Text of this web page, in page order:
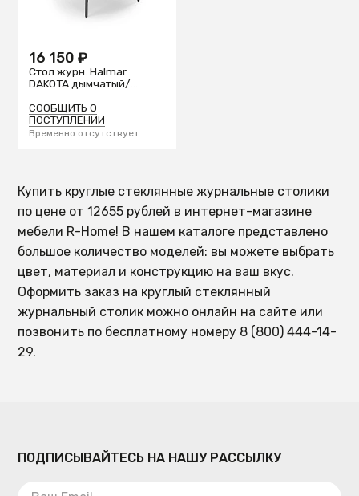
16 150 ₽
Стол журн. Halmar
DAKOTA дымчатый/
СООБЩИТЬ О
ПОСТУПЛЕНИИ
Временно отсутствует
Купить круглые стеклянные журнальные столики
по цене от 12655 рублей в интернет-магазине
мебели R-Home! В нашем каталоге представлено
большое количество моделей: вы можете выбрать
цвет, материал и конструкцию на ваш вкус.
Оформить заказ на круглый стеклянный
журнальный столик можно онлайн на сайте или
позвонить по бесплатному номеру 8 (800) 444-14-
29.
ПОДПИСЫВАЙТЕСЬ НА НАШУ РАССЫЛКУ